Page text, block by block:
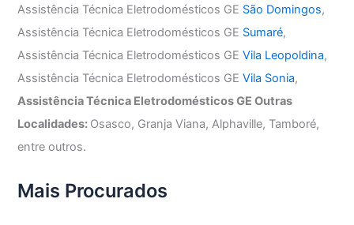
Assistência Técnica Eletrodomésticos GE São Domingos,
Assistência Técnica Eletrodomésticos GE Sumaré,
Assistência Técnica Eletrodomésticos GEVila Leopoldina,
Assistência Técnica Eletrodomésticos GEVila Sonia,
Assistência Técnica Eletrodomésticos GE Outras
Localidades: Osasco, Granja Viana, Alphaville, Tamboré,
entre outros.
Mais Procurados